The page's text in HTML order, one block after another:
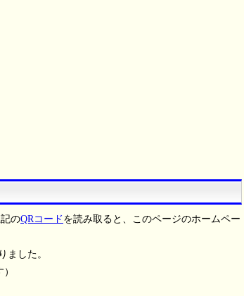
のQRコード を読み取ると、このページのホームペー
ました。